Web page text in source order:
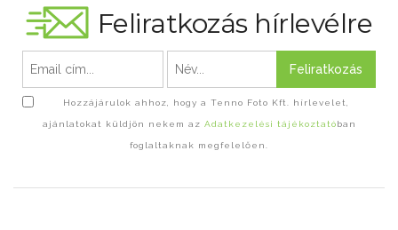
Feliratkozás hírlevélre
Feliratkozás
Hozzájárulok ahhoz, hogy a Tenno Foto Kft. hírlevelet,
ajánlatokat küldjön nekem az Adatkezelési tájékoztatóban
foglaltaknak megfelelően.